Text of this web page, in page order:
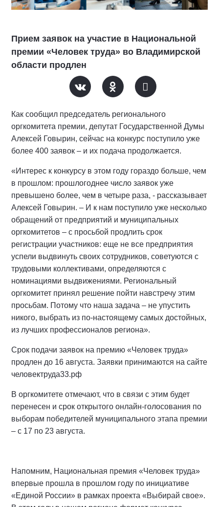
Прием заявок на участие в Национальной
премии «Человек труда» во Владимирской
области продлен
Как сообщил председатель регионального
оргкомитета премии, депутат Государственной Думы
Алексей Говырин, сейчас на конкурс поступило уже
более 400 заявок – и их подача продолжается.
«Интерес к конкурсу в этом году гораздо больше, чем
в прошлом: прошлогоднее число заявок уже
превышено более, чем в четыре раза, - рассказывает
Алексей Говырин. – И к нам поступило уже несколько
обращений от предприятий и муниципальных
оргкомитетов – с просьбой продлить срок
регистрации участников: еще не все предприятия
успели выдвинуть своих сотрудников, советуются с
трудовыми коллективами, определяются с
номинациями выдвижениями. Региональный
оргкомитет принял решение пойти навстречу этим
просьбам. Потому что наша задача – не упустить
никого, выбрать из по-настоящему самых достойных,
из лучших профессионалов региона».
Срок подачи заявок на премию «Человек труда»
продлен до 16 августа. Заявки принимаются на сайте
человектруда33.рф
В оргкомитете отмечают, что в связи с этим будет
перенесен и срок открытого онлайн-голосования по
выборам победителей муниципального этапа премии
– с 17 по 23 августа.
Напомним, Национальная премия «Человек труда»
впервые прошла в прошлом году по инициативе
«Единой России» в рамках проекта «Выбирай свое».